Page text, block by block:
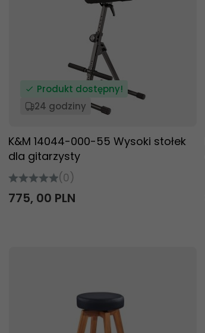
Produkt dostępny!
24 godziny
K&M 14044-000-55 Wysoki stołek
dla gitarzysty
(0)
775, 00 PLN